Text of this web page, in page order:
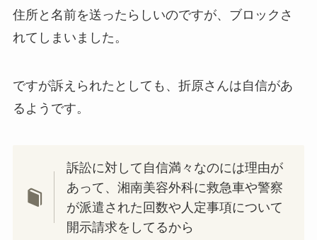
住所と名前を送ったらしいのですが、ブロックさ
れてしまいました。
ですが訴えられたとしても、折原さんは自信があ
るようです。
訴訟に対して自信満々なのには理由が
あって、湘南美容外科に救急車や警察
が派遣された回数や人定事項について
開示請求をしてるから